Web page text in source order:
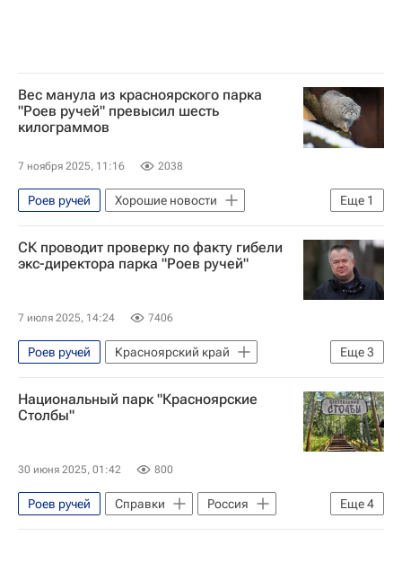
Вес манула из красноярского парка
"Роев ручей" превысил шесть
килограммов
7 ноября 2025, 11:16 2038
Еще 1
Роев ручей
Хорошие новости
Новосибирск
СК проводит проверку по факту гибели
экс-директора парка "Роев ручей"
7 июля 2025, 14:24 7406
Еще3
Роев ручей
Красноярский край
Россия
Республика Хакасия
Следственный комитет России (СК РФ)
Национальный парк "Красноярские
Столбы"
30 июня 2025, 01:42 800
Еще4
Роев ручей Справки
Россия
РСФСР
Красноярский край